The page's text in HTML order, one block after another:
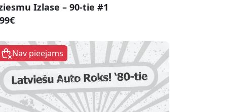
Izlase – 90-tie #1
Nav pieejams